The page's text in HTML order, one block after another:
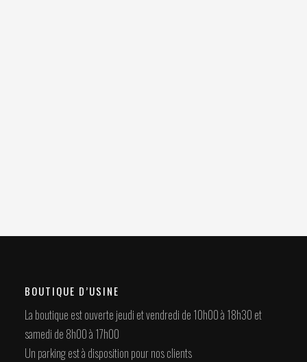
BOUTIQUE D’USINE
La boutique est ouverte jeudi et vendredi de 10h00 à 18h30 et
samedi de 8h00 à 17h00
Un parking est à disposition pour nos clients